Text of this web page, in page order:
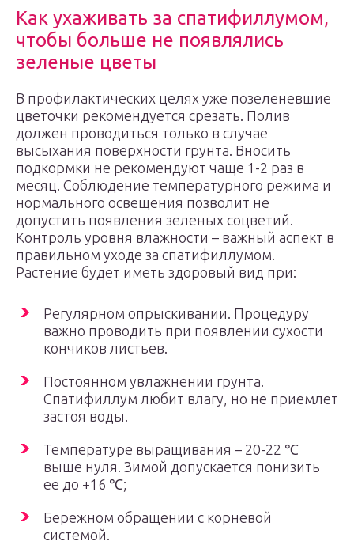
Как ухаживать за спатифиллумом,
чтобы больше не появлялись
зеленые цветы
В профилактических целях уже позеленевшие
цветочки рекомендуется срезать. Полив
должен проводиться только в случае
высыхания поверхности грунта. Вносить
подкормки не рекомендуют чаще 1-2 раз в
месяц. Соблюдение температурного режима и
нормального освещения позволит не
допустить появления зеленых соцветий.
Контроль уровня влажности – важный аспект в
правильном уходе за спатифиллумом.
Растение будет иметь здоровый вид при:
Регулярном опрыскивании. Процедуру
важно проводить при появлении сухости
кончиков листьев.
Постоянном увлажнении грунта.
Спатифиллум любит влагу, но не приемлет
застоя воды.
Температуре выращивания – 20-22 ℃
выше нуля. Зимой допускается понизить
ее до +16 ℃;
Бережном обращении с корневой
системой.